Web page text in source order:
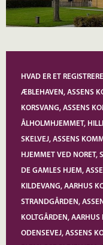
HVAD ER ET
ÆBLEHAVEN, ASSENS
KORSVANG, ASSENS
ÅLHOLMHJEMMET,
SKELVEJ, ASSENS
HJEMMET VED NORET,
DE GAMLES HJEM,
KILDEVANG, AARHUS
STRANDGÅRDEN,
KOLTGÅRDEN,
ODENSEVEJ, ASSENS